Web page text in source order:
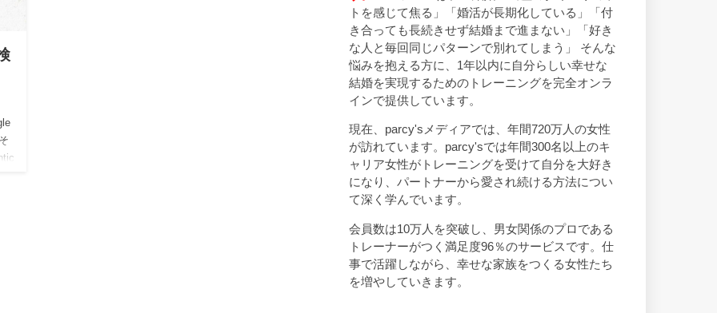
トを感じて焦る」「婚活が長期化している」「付
き合っても長続きせず結婚まで進まない」「好き
な人と毎回同じパターンで別れてしまう」 そんな
悩みを抱える方に、1年以内に自分らしい幸せな
結婚を実現するためのトレーニングを完全オンラ
インで提供しています。
現在、parcy'sメディアでは、年間720万人の女性
が訪れています。parcy'sでは年間300名以上のキ
ャリア女性がトレーニングを受けて自分を大好き
になり、パートナーから愛され続ける方法につい
て深く学んでいます。
会員数は10万人を突破し、男女関係のプロである
トレーナーがつく満足度96％のサービスです。仕
事で活躍しながら、幸せな家族をつくる女性たち
を増やしていきます。